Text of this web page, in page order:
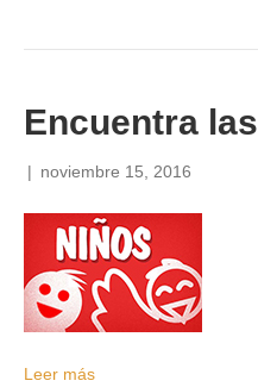
Encuentra
| noviembre 15, 2016
Leer más